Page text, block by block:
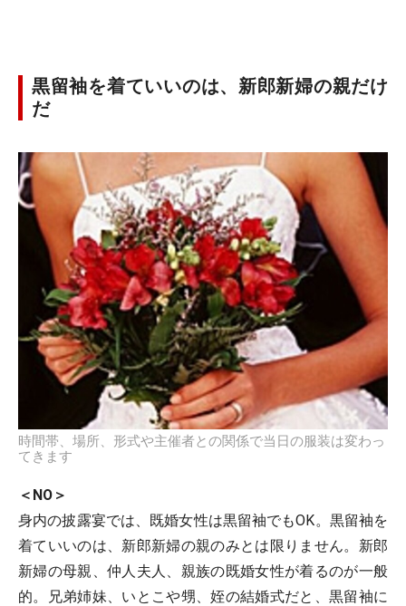
黒留袖を着ていいのは、新郎新婦の親だけ
だ
時間帯、場所、形式や主催者との関係で当日の服装は変わっ
てきます
＜NO＞
身内の披露宴では、既婚女性は黒留袖でもOK。黒留袖を
着ていいのは、新郎新婦の親のみとは限りません。新郎
新婦の母親、仲人夫人、親族の既婚女性が着るのが一般
的。兄弟姉妹、いとこや甥、姪の結婚式だと、黒留袖に